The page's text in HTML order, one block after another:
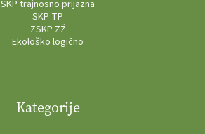
SKP trajnosno prijazna
SKP TP
ZSKP ZŽ
Ekološko logično
Kategorije